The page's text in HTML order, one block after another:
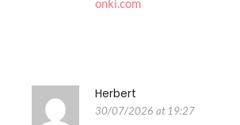
onki.com
Herbert
30/07/2026 at 19:27